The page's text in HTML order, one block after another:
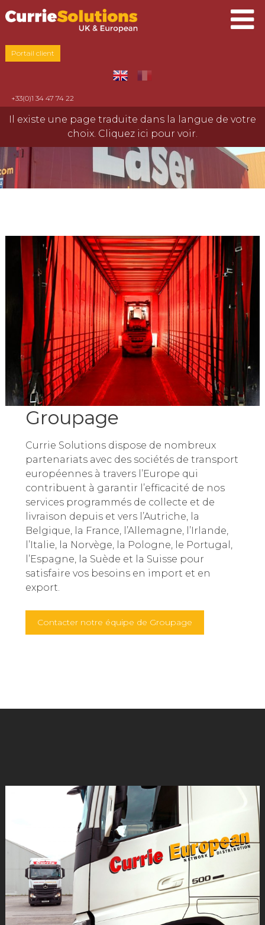
Portail client
+33(0)1 34 47 74 22
Il existe une page traduite dans la langue de votre
choix. Cliquez ici pour voir.
Groupage
Currie Solutions dispose de nombreux
partenariats avec des sociétés de transport
européennes à travers l’Europe qui
contribuent à garantir l’efficacité de nos
services programmés de collecte et de
livraison depuis et vers l’Autriche, la
Belgique, la France, l’Allemagne, l’Irlande,
l’Italie, la Norvège, la Pologne, le Portugal,
l’Espagne, la Suède et la Suisse pour
satisfaire vos besoins en import et en
export.
Contacter notre équipe de Groupage